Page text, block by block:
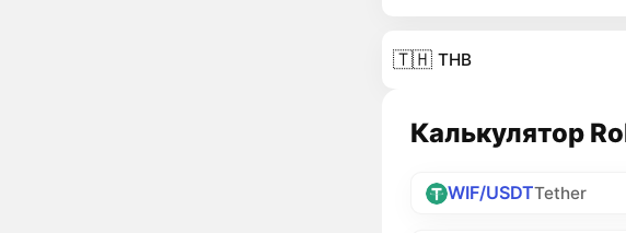
🇹🇭 THB
Калькулятор
WIF/USDTTether